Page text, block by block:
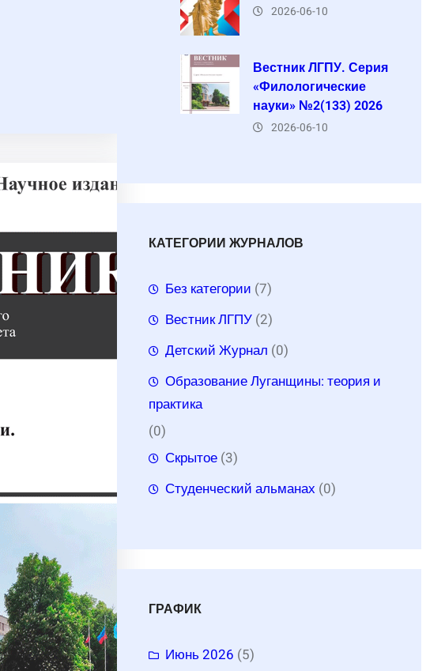
2026-06-10
Вестник ЛГПУ. Серия
«Филологические
науки» №2(133) 2026
2026-06-10
КАТЕГОРИИ ЖУРНАЛОВ
Без категории (7)
Вестник ЛГПУ(2)
Детский Журнал (0)
Образование Луганщины: теория и
практика
(0)
Скрытое(3)
Студенческий альманах (0)
ГРАФИК
Июнь 2026 (5)